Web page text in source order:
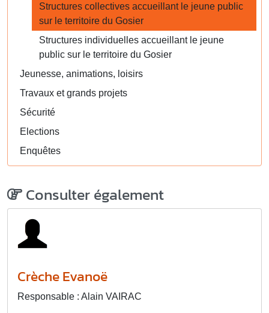
Structures collectives accueillant le jeune public
sur le territoire du Gosier
Structures individuelles accueillant le jeune
public sur le territoire du Gosier
Jeunesse, animations, loisirs
Travaux et grands projets
Sécurité
Elections
Enquêtes
Consulter également
Crèche Evanoë
Responsable : Alain VAIRAC